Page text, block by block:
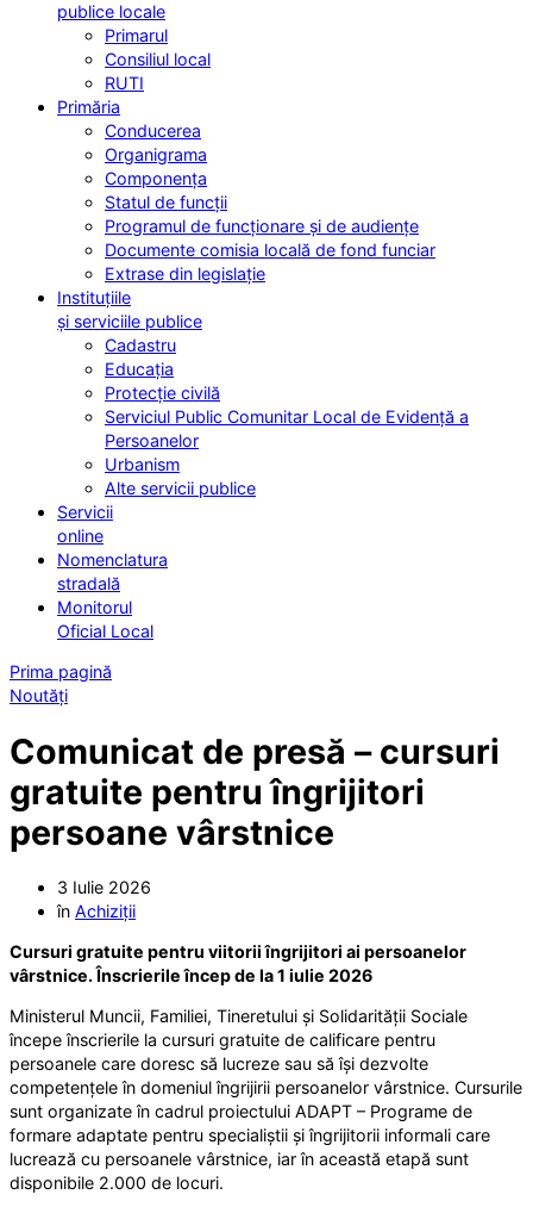
publice locale
Primarul
Consiliul local
RUTI
Primăria
Conducerea
Organigrama
Componența
Statul de funcții
Programul de funcționare și de audiențe
Documente comisia locală de fond funciar
Extrase din legislație
Instituțiile
și serviciile publice
Cadastru
Educația
Protecție civilă
Serviciul Public Comunitar Local de Evidență a
Persoanelor
Urbanism
Alte servicii publice
Servicii
online
Nomenclatura
stradală
Monitorul
Oficial Local
Prima pagină
Noutăți
Comunicat de presă – cursuri
gratuite pentru îngrijitori
persoane vârstnice
3 Iulie 2026
în Achiziții
Cursuri gratuite pentru viitorii îngrijitori ai persoanelor
vârstnice. Înscrierile încep de la 1 iulie 2026
Ministerul Muncii, Familiei, Tineretului și Solidarității Sociale
începe înscrierile la cursuri gratuite de calificare pentru
persoanele care doresc să lucreze sau să își dezvolte
competențele în domeniul îngrijirii persoanelor vârstnice. Cursurile
sunt organizate în cadrul proiectului ADAPT – Programe de
formare adaptate pentru specialiștii și îngrijitorii informali care
lucrează cu persoanele vârstnice, iar în această etapă sunt
disponibile 2.000 de locuri.